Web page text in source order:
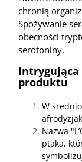
chronią
Spożywanie
obecności
serotoniny.
Intrygująca
produktu
W
Nazwa
ptaka,